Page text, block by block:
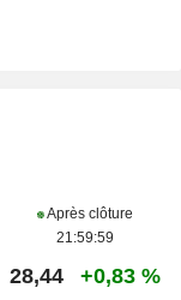
Après clôture
21:59:59
28,44 +0,83 %